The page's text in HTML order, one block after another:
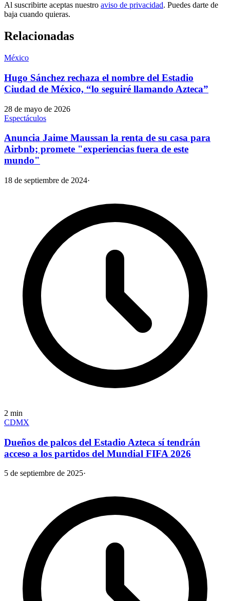
Al suscribirte aceptas nuestro aviso de privacidad. Puedes darte de
baja cuando quieras.
Relacionadas
México
Hugo Sánchez rechaza el nombre del Estadio
Ciudad de México, “lo seguiré llamando Azteca”
28 de mayo de 2026
Espectáculos
Anuncia Jaime Maussan la renta de su casa para
Airbnb; promete "experiencias fuera de este
mundo"
18 de septiembre de 2024·
2 min
CDMX
Dueños de palcos del Estadio Azteca sí tendrán
acceso a los partidos del Mundial FIFA 2026
5 de septiembre de 2025·